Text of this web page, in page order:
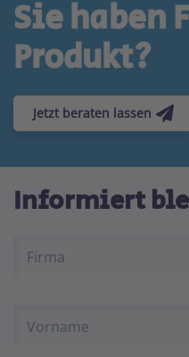
Sie haben
Produkt?
Jetzt beraten lassen
Informiert